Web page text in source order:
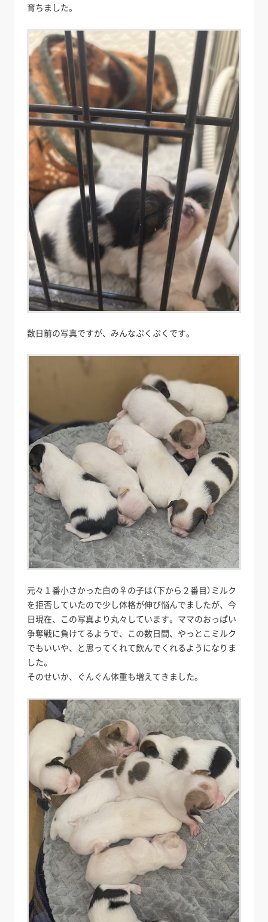
育ちました。
数日前の写真ですが、みんなぷくぷくです。
元々１番小さかった白の♀の子は（下から２番目）ミルク
を拒否していたので少し体格が伸び悩んでましたが、今
日現在、この写真より丸々しています。ママのおっぱい
争奪戦に負けてるようで、この数日間、やっとこミルク
でもいいや、と思ってくれて飲んでくれるようになりま
した。
そのせいか、ぐんぐん体重も増えてきました。